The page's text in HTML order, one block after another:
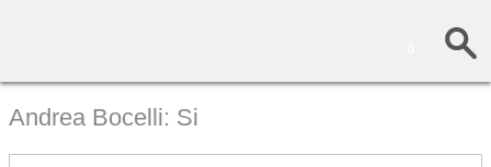
Andrea Bocelli: Si